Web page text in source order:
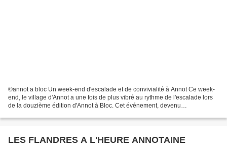
©annot a bloc Un week-end d'escalade et de convivialité à Annot Ce week-
end, le village d'Annot a une fois de plus vibré au rythme de l'escalade lors
de la douzième édition d'Annot à Bloc. Cet événement, devenu
LES FLANDRES A L'HEURE ANNOTAINE